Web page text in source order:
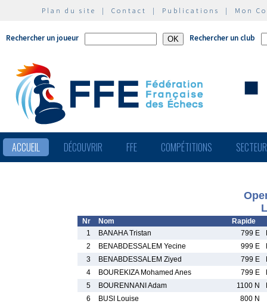
Plan du site | Contact | Publications | Mon
Rechercher un joueur Rechercher un club
ACCUEIL DÉCOUVRIR FFE COMPÉTITIONS
Nr Nom
Rapide
1
BANAHA Tristan 799 E
2
BENABDESSALEM Yecine 999 E
3
BENABDESSALEM Ziyed 799 E
4
BOUREKIZA Mohamed Anes 799 E
5
BOURENNANI Adam 1100 N
6
BUSI Louise 800 N